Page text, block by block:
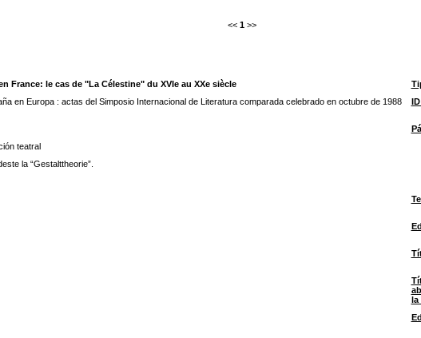
<< 1 >>
France: le cas de "La Célestine" du XVIe au XXe siècle
en Europa : actas del Simposio Internacional de Literatura comparada celebrado en octubre de 1988
teatral
la “Gestalttheorie”.
la